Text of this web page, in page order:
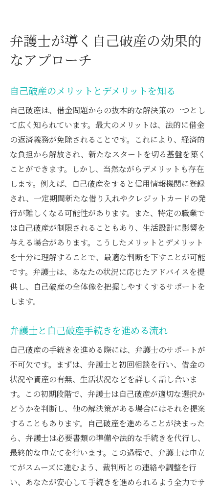
弁護士が導く自己破産の効果的
なアプローチ
自己破産のメリットとデメリットを知る
自己破産は、借金問題からの抜本的な解決策の一つとし
て広く知られています。最大のメリットは、法的に借金
の返済義務が免除されることです。これにより、経済的
な負担から解放され、新たなスタートを切る基盤を築く
ことができます。しかし、当然ながらデメリットも存在
します。例えば、自己破産をすると信用情報機関に登録
され、一定期間新たな借り入れやクレジットカードの発
行が難しくなる可能性があります。また、特定の職業で
は自己破産が制限されることもあり、生活設計に影響を
与える場合があります。こうしたメリットとデメリット
を十分に理解することで、最適な判断を下すことが可能
です。弁護士は、あなたの状況に応じたアドバイスを提
供し、自己破産の全体像を把握しやすくするサポートを
します。
弁護士と自己破産手続きを進める流れ
自己破産の手続きを進める際には、弁護士のサポートが
不可欠です。まずは、弁護士と初回相談を行い、借金の
状況や資産の有無、生活状況などを詳しく話し合いま
す。この初期段階で、弁護士は自己破産が適切な選択か
どうかを判断し、他の解決策がある場合にはそれを提案
することもあります。自己破産を進めることが決まった
ら、弁護士は必要書類の準備や法的な手続きを代行し、
最終的な申立てを行います。この過程で、弁護士は申立
てがスムーズに進むよう、裁判所との連絡や調整を行
い、あなたが安心して手続きを進められるよう全力でサ